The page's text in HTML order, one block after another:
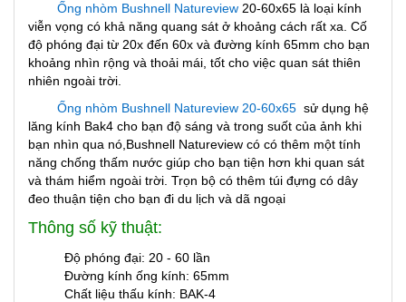
Ống nhòm Bushnell Natureview 20-60x65 là loại kính
viễn vọng có khả năng quang sát ở khoảng cách rất xa. Cố
độ phóng đại từ 20x đến 60x và đường kính 65mm cho bạn
khoảng nhìn rộng và thoải mái, tốt cho việc quan sát thiên
nhiên ngoài trời.
Ống nhòm Bushnell Natureview 20-60x65 sử dụng hệ
lăng kính Bak4 cho bạn độ sáng và trong suốt của ảnh khi
bạn nhìn qua nó,Bushnell Natureview có có thêm một tính
năng chống thấm nước giúp cho bạn tiện hơn khi quan sát
và thám hiểm ngoài trời. Trọn bộ có thêm túi đựng có dây
đeo thuận tiện cho bạn đi du lịch và dã ngoại
Thông số kỹ thuật:
Độ phóng đại: 20 - 60 lần
Đường kính ống kính: 65mm
Chất liệu thấu kính: BAK-4